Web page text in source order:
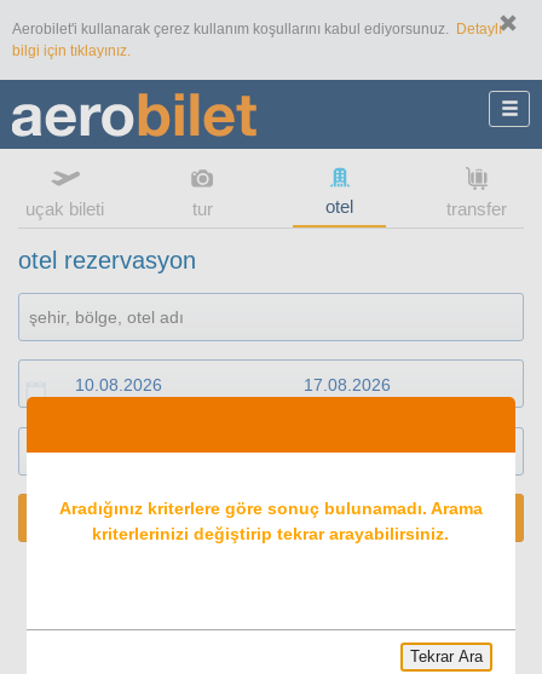
Aerobilet'i kullanarak çerez kullanım koşullarını kabul ediyorsunuz.
Detaylı
bilgi için tıklayınız.
uçak bileti tur otel transfer
otel rezervasyon
1 oda 2 konuk
ARA
Aradığınız kriterlere göre sonuç bulunamadı. Arama
kriterlerinizi değiştirip tekrar arayabilirsiniz.
Tekrar Ara